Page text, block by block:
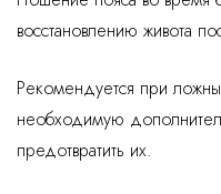
восстановлению живота
Рекомендуется при
необходимую
предотвратить их.